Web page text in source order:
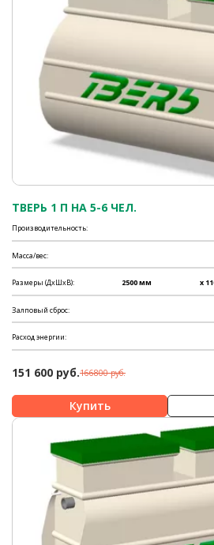
ТВЕРЬ 1 П НА 5-6 ЧЕЛ.
Производительность:
Масса/вес:
Размеры (ДхШхВ): 2500 мм x
Залповый сброс:
Расход энергии:
151 600 руб.166800 руб.